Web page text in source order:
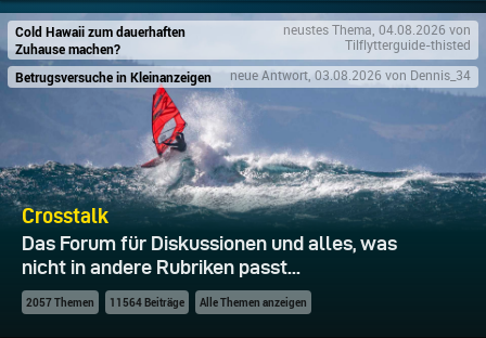
Cold Hawaii zum dauerhaften
Zuhause machen?
neustes Thema, 04.08.2026 von
Tilflytterguide-thisted
Betrugsversuche in Kleinanzeigen neue Antwort, 03.08.2026 von Dennis_34
Crosstalk
Das Forum für Diskussionen und alles, was
nicht in andere Rubriken passt...
2057 Themen 11564 Beiträge Alle Themen anzeigen